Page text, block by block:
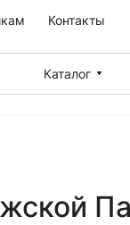
Контакты
Каталог